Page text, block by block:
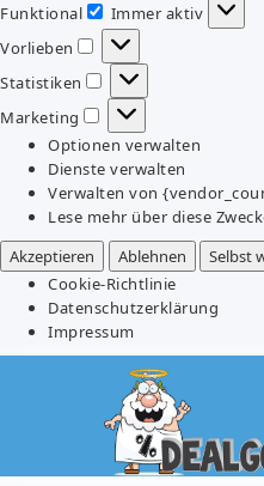
Funktional
Funktional
Immer aktiv
Vorlieben
Vorlieben
Statistiken
Statistiken
Marketing
Marketing
Optionen verwalten
Dienste verwalten
Verwalten von
Lese mehr über diese
Akzeptieren
Ablehnen Selbst
Cookie-Richtlinie
Datenschutzerklärung
Impressum